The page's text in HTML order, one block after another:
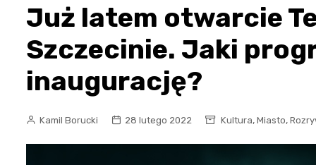
Już latem otwarcie
Szczecinie. Jaki
inaugurację?
Kamil Borucki 28 lutego 2022 Kultura, Miasto,